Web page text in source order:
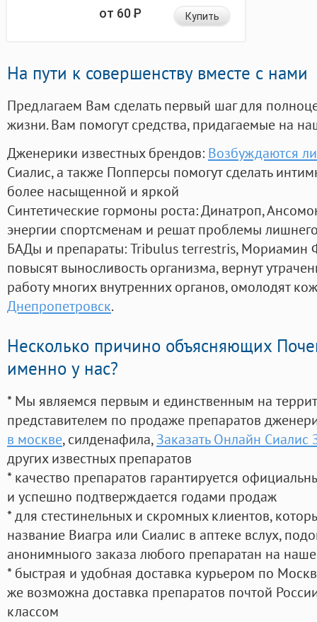
от 60Р Купить
На пути к совершенству вместе с нами
Предлагаем Вам сделать первый шаг для
жизни. Вам помогут средства, придагаемые на
Дженерики известных брендов: Возбуждаются
Сиалис, а также Попперсы помогут сделать
более насыщенной и яркой
Синтетические гормоны роста: Динатроп,
энергии спортсменам и решат проблемы
БАДы и препараты:Tribulus terrestris, Мориамин
повысят выносливость организма, вернут
работу многих внутренних органов, омолодят
Днепропетровск.
Несколько причино объясняющих
именно у нас?
* Мы являемся первым и единственным на
представителем по продаже препаратов
в москве, силденафила, Заказать Онлайн Сиалис
других известных препаратов
* качество препаратов гарантируется
и успешно подтверждается годами продаж
* для стестинельных и скромных клиентов,
название Виагра или Сиалис в аптеке вслух,
анонимныого заказа любого препаратан на
* быстрая и удобная доставка курьером по
же возможна доставка препаратов почтой
классом